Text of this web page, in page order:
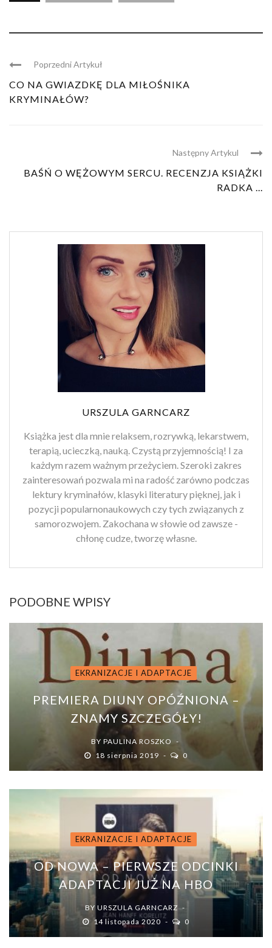
Poprzedni Artykuł
CO NA GWIAZDKĘ DLA MIŁOŚNIKA
KRYMINAŁÓW?
Następny Artykul
BAŚŃ O WĘŻOWYM SERCU. RECENZJA KSIĄŻKI
RADKA ...
URSZULA GARNCARZ
Książka jest dla mnie relaksem, rozrywką, lekarstwem,
terapią, ucieczką, nauką. Czystą przyjemnością! I za
każdym razem ważnym przeżyciem. Szeroki zakres
zainteresowań pozwala mi na radość zarówno podczas
lektury kryminałów, klasyki literatury pięknej, jak i
pozycji popularnonaukowych czy tych związanych z
samorozwojem. Zakochana w słowie od zawsze -
chłonę cudze, tworzę własne.
PODOBNE WPISY
EKRANIZACJE I ADAPTACJE
PREMIERA DIUNY OPÓŹNIONA –
ZNAMY SZCZEGÓŁY!
BY PAULINA ROSZKO
18 sierpnia 2019
0
EKRANIZACJE I ADAPTACJE
OD NOWA – PIERWSZE ODCINKI
ADAPTACJI JUŻ NA HBO
BY URSZULA GARNCARZ
14 listopada 2020
0